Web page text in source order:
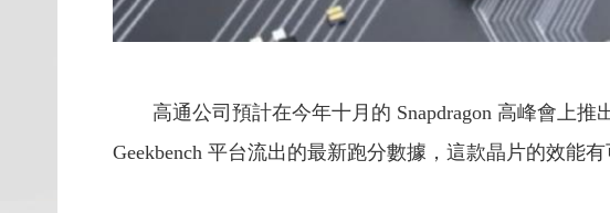
高通公司預計在今年十月的 Snapdragon 高峰會上
Geekbench 平台流出的最新跑分數據，這款晶片的效能